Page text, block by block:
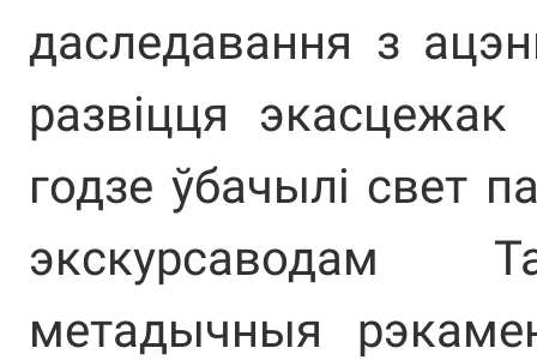
даследавання з
развіцця
годзе ўбачылі свет
экскурсаводам
метадычныя